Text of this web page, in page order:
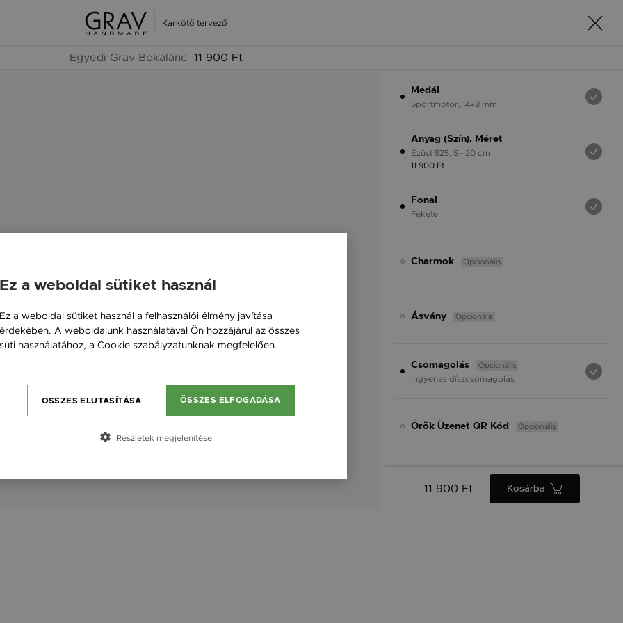
Karkötő tervező
Egyedi Grav Bokalánc 11 900 Ft
Medál
Sportmotor, 14x8 mm
Anyag (Szín), Méret
Ezüst 925, S - 20 cm
11 900 Ft
Fonal
Fekete
Charmok Opcionális
Ásvány Opcionális
Csomagolás Opcionális
Ingyenes díszcsomagolás
Örök Üzenet QR Kód Opcionális
11 900 Ft Kosárba
Ez a weboldal sütiket használ
Ez a weboldal sütiket használ a felhasználói élmény javítása
érdekében. A weboldalunk használatával Ön hozzájárul az összes
süti használatához, a Cookie szabályzatunknak megfelelően.
ÖSSZES ELFOGADÁSA
ÖSSZES ELUTASÍTÁSA
Részletek megjelenítése